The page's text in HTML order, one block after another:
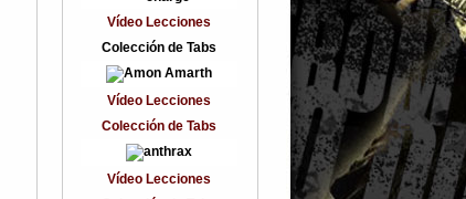
Vídeo Lecciones
Colección de Tabs
Vídeo Lecciones
Colección de Tabs
Vídeo Lecciones